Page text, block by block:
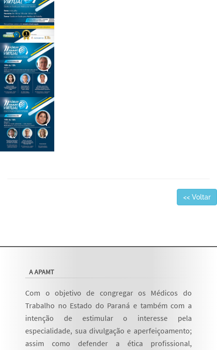
<< Voltar
A APAMT
Com o objetivo de congregar os Médicos do
Trabalho no Estado do Paraná e também com a
intenção de estimular o interesse pela
especialidade, sua divulgação e aperfeiçoamento;
assim como defender a ética profissional,